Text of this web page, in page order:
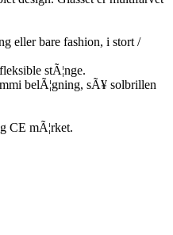
eller bare fashion, i stort /
stÃ¦nge.
belÃ¦gning, sÃ¥ solbrillen
CE mÃ¦rket.